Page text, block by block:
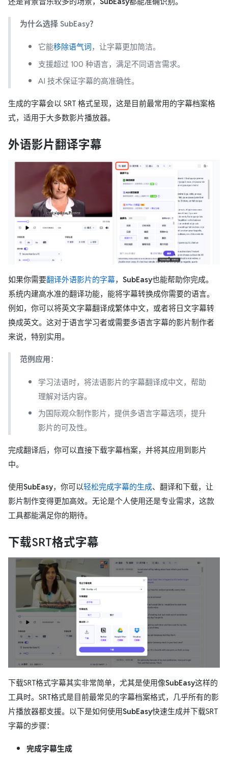
为什么选择 SubEasy？
它能移除语气词，让字幕更加简洁。
支援超过 100 种语言，满足不同语言需求。
AI 技术保证字幕的高准确性。
生成的字幕会以 SRT 格式呈现，这是目前最常用的字幕档案格
式，适用于大多数影片播放器。
外语影片翻译字幕
如果你需要翻译外语影片的字幕， SubEasy也能帮助你完成。
系统内建高水准的翻译功能，能将字幕转换成你需要的语言。
例如，你可以将英文字幕翻译成繁体中文，或者将日文字幕转
换成英文。这对于语言学习者或需要多语言字幕的影片制作者
来说，特别实用。
范例应用：
学习法语时，将法语影片的字幕翻译成中文，帮助
理解对话内容。
为国际观众制作影片，提供多语言字幕选项，提升
影片的可及性。
完成翻译后，你可以直接下载字幕档案，并将其应用到影片
中。
使用SubEasy，你可以轻松完成字幕的生成、翻译和下载，让
影片制作变得更加高效。无论是个人使用还是专业需求，这款
工具都能满足你的期待。
下载SRT格式字幕
下载SRT格式字幕其实非常简单，尤其是使用像SubEasy这样的
工具时。SRT格式是目前最常见的字幕档案格式，几乎所有的影
片播放器都支援。以下是如何使用SubEasy快速生成并下载SRT
字幕的步骤：
完成字幕生成